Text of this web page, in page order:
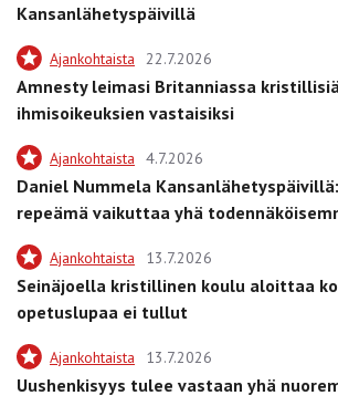
Kansanlähetyspäivillä
Ajankohtaista 22.7.2026
Amnesty leimasi Britanniassa
ihmisoikeuksien vastaisiksi
Ajankohtaista 4.7.2026
Daniel Nummela
repeämä vaikuttaa yhä
Ajankohtaista 13.7.2026
Seinäjoella kristillinen koulu aloittaa
opetuslupaa ei tullut
Ajankohtaista 13.7.2026
Uushenkisyys tulee vastaan yhä